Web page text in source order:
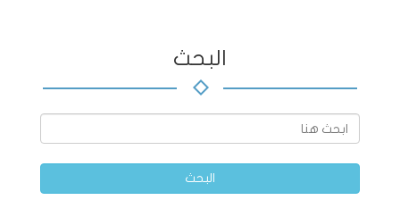
البحث
البحث